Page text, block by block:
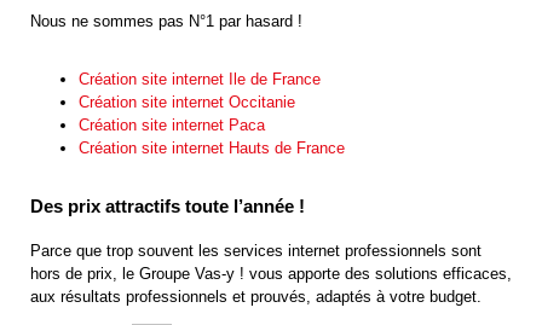
Nous ne sommes pas N°1 par hasard !
Création site internet Ile de France
Création site internet Occitanie
Création site internet Paca
Création site internet Hauts de France
Des prix attractifs toute l’année !
Parce que trop souvent les services internet professionnels sont
hors de prix, le Groupe Vas-y ! vous apporte des solutions efficaces,
aux résultats professionnels et prouvés, adaptés à votre budget.